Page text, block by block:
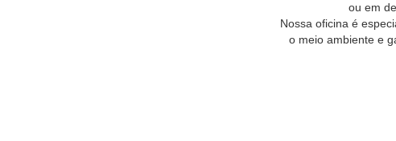
ou em
Nossa oficina é
o meio ambiente e